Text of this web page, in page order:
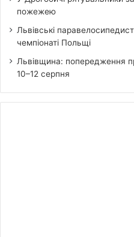
пожежею
Львівські
чемпіонаті Польщі
Львівщина: попередження
10–12 серпня